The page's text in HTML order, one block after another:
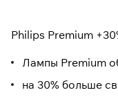
Philips Premium
Лампы Premium
на 30% больше